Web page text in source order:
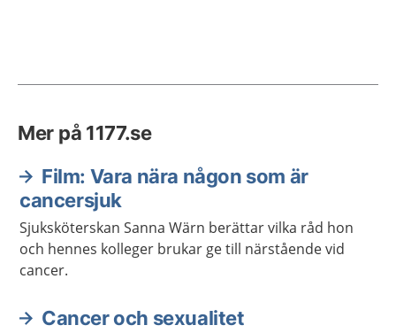
Mer på 1177.se
Film: Vara nära någon som är
cancersjuk
Sjuksköterskan Sanna Wärn berättar vilka råd hon
och hennes kolleger brukar ge till närstående vid
cancer.
Cancer och sexualitet